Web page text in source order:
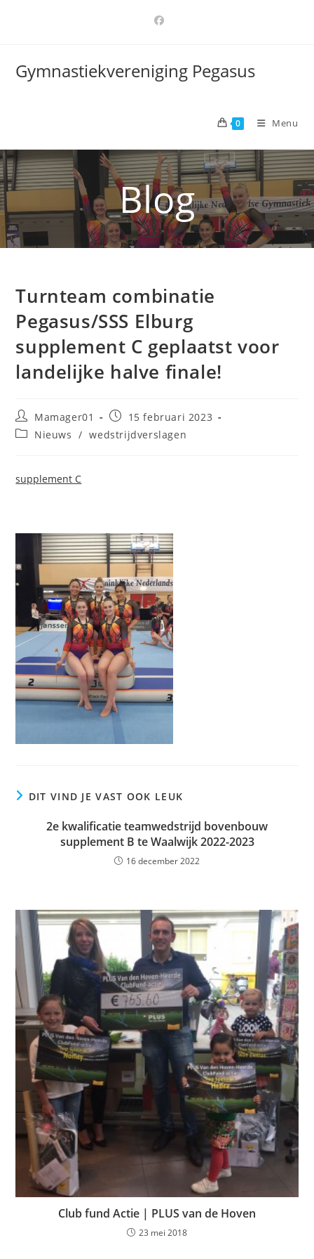
Gymnastiekvereniging Pegasus
0 Menu
Blog
Turnteam combinatie
Pegasus/SSS Elburg
supplement C geplaatst voor
landelijke halve finale!
Bericht
auteur:
Mamager01
Bericht
gepubliceerd
op:
15 februari 2023
Berichtcategorie:
Nieuws / wedstrijdverslagen
supplement C
DIT VIND JE VAST OOK LEUK
2e kwalificatie teamwedstrijd bovenbouw
supplement B te Waalwijk 2022-2023
16 december 2022
Club fund Actie | PLUS van de Hoven
23 mei 2018